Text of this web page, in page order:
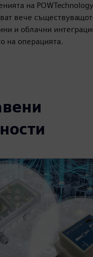
на
вече
и облачни
на операцията.